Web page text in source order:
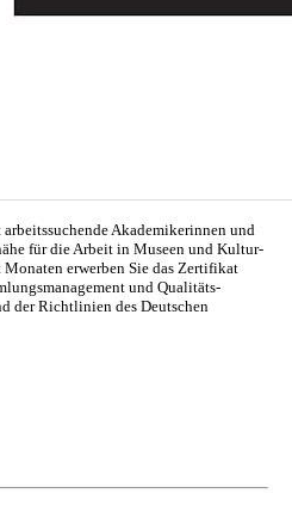
Akademikerinnen und
für die Arbeit in Museen und Kul­tur­
erwerben Sie das Zertifikat
und Qualitäts­
der Richtlinien des Deutschen